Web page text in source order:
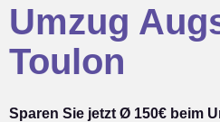
Umzug
Toulon
Sparen Sie jetzt Ø 150€ beim